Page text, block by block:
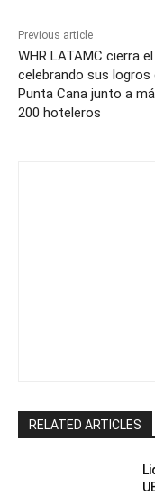
Previous article
WHR LATAMC cierra
celebrando sus logros
Punta Cana junto a
200 hoteleros
RELATED ARTICLES